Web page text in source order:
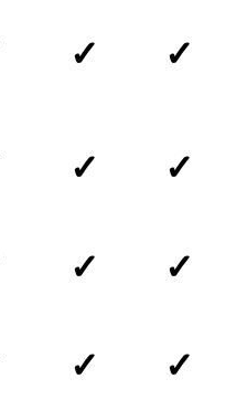
✓ ✓
✓ ✓
✓ ✓
✓ ✓